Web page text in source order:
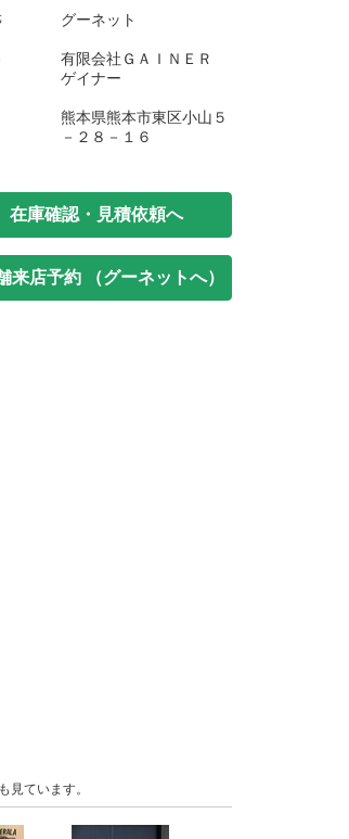
グーネット
有限会社ＧＡＩＮＥＲ
ゲイナー
熊本県熊本市東区小山５
－２８－１６
在庫確認・見積依頼へ
来店予約 （グーネットへ）
ています。